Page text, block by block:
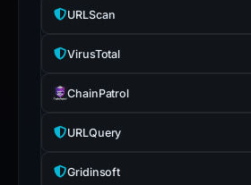
URLScan
VirusTotal
ChainPatrol
URLQuery
Gridinsoft